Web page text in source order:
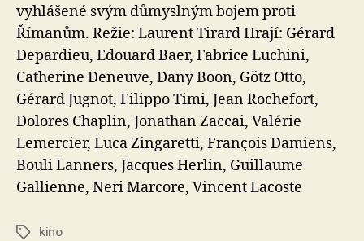
vyhlášené svým důmyslným bojem proti
Římanům. Režie: Laurent Tirard Hrají: Gérard
Depardieu, Edouard Baer, Fabrice Luchini,
Catherine Deneuve, Dany Boon, Götz Otto,
Gérard Jugnot, Filippo Timi, Jean Rochefort,
Dolores Chaplin, Jonathan Zaccai, Valérie
Lemercier, Luca Zingaretti, François Damiens,
Bouli Lanners, Jacques Herlin, Guillaume
Gallienne, Neri Marcore, Vincent Lacoste
Štítkykino